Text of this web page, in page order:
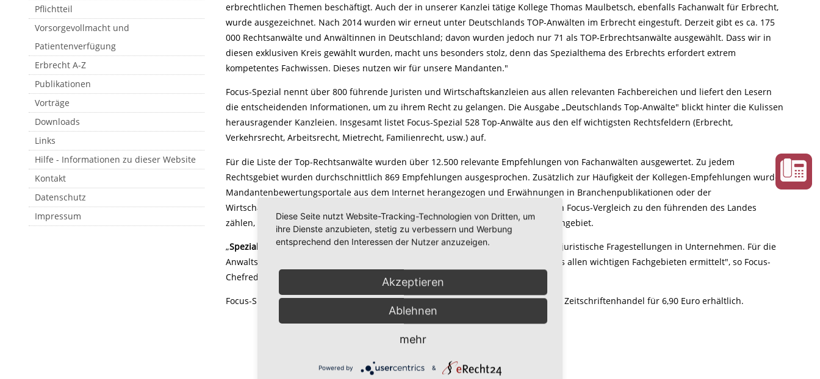
Pflichtteil
Vorsorgevollmacht und
Patientenverfügung
Erbrecht A-Z
Publikationen
Vorträge
Downloads
Links
Hilfe - Informationen zu dieser Website
Kontakt
Datenschutz
Impressum
erbrechtlichen Themen beschäftigt. Auch der in unserer Kanzlei tätige Kollege Thomas Maulbetsch, ebenfalls Fachanwalt für Erbrecht,
wurde ausgezeichnet. Nach 2014 wurden wir erneut unter Deutschlands TOP-Anwälten im Erbrecht eingestuft. Derzeit gibt es ca. 175
000 Rechtsanwälte und Anwältinnen in Deutschland; davon wurden jedoch nur 71 als TOP-Erbrechtsanwälte ausgewählt. Dass wir in
diesen exklusiven Kreis gewählt wurden, macht uns besonders stolz, denn das Spezialthema des Erbrechts erfordert extrem
kompetentes Fachwissen. Dieses nutzen wir für unsere Mandanten."
Focus-Spezial nennt über 800 führende Juristen und Wirtschaftskanzleien aus allen relevanten Fachbereichen und liefert den Lesern
die entscheidenden Informationen, um zu ihrem Recht zu gelangen. Die Ausgabe „Deutschlands Top-Anwälte" blickt hinter die Kulissen
herausragender Kanzleien. Insgesamt listet Focus-Spezial 528 Top-Anwälte aus den elf wichtigsten Rechtsfeldern (Erbrecht,
Verkehrsrecht, Arbeitsrecht, Mietrecht, Familienrecht, usw.) auf.
Für die Liste der Top-Rechtsanwälte wurden über 12.500 relevante Empfehlungen von Fachanwälten ausgewertet. Zu jedem
Rechtsgebiet wurden durchschnittlich 869 Empfehlungen ausgesprochen. Zusätzlich zur Häufigkeit der Kollegen-Empfehlungen wurden
Mandantenbewertungsportale aus dem Internet herangezogen und Erwähnungen in Branchenpublikationen oder der
Wirtschaftspresse gewertet. Die Anwälte und Kanzleien, die im deutschlandweiten Focus-Vergleich zu den führenden des Landes
zählen, erhalten dieAuszeichnung „Top-Rechtsanwalt 2015" für ihr jeweiliges Fachgebiet.
„Spezialistensind gefragt. Das gilt für private Rechtsstreitigkeiten ebenso wie für juristische Fragestellungen in Unternehmen. Für die
Anwaltslisten wurden an Hand eines aufwändigen Verfahrens die Top-Juristen aus allen wichtigen Fachgebieten ermittelt", so Focus-
Chefredakteur Ulrich Reitz.
Focus-Spezial mit Deutschlands Top-Anwälten ist seit dem 22. September 2015 im Zeitschriftenhandel für 6,90 Euro erhältlich.
Diese Seite nutzt Website-Tracking-Technologien von Dritten, um
ihre Dienste anzubieten, stetig zu verbessern und Werbung
entsprechend den Interessen der Nutzer anzuzeigen.
Akzeptieren
Ablehnen
mehr
Powered by &